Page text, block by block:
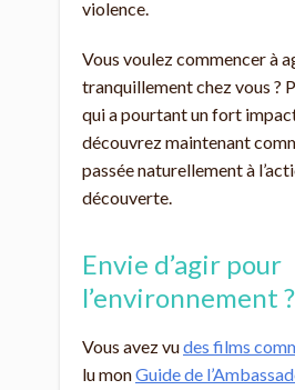
violence.
Vous voulez commencer à
tranquillement chez vous ?
qui a pourtant un fort
découvrez maintenant
passée naturellement à
découverte.
Envie d’agir pour
l’environnement ?
Vous avez vudes films
lu monGuide de